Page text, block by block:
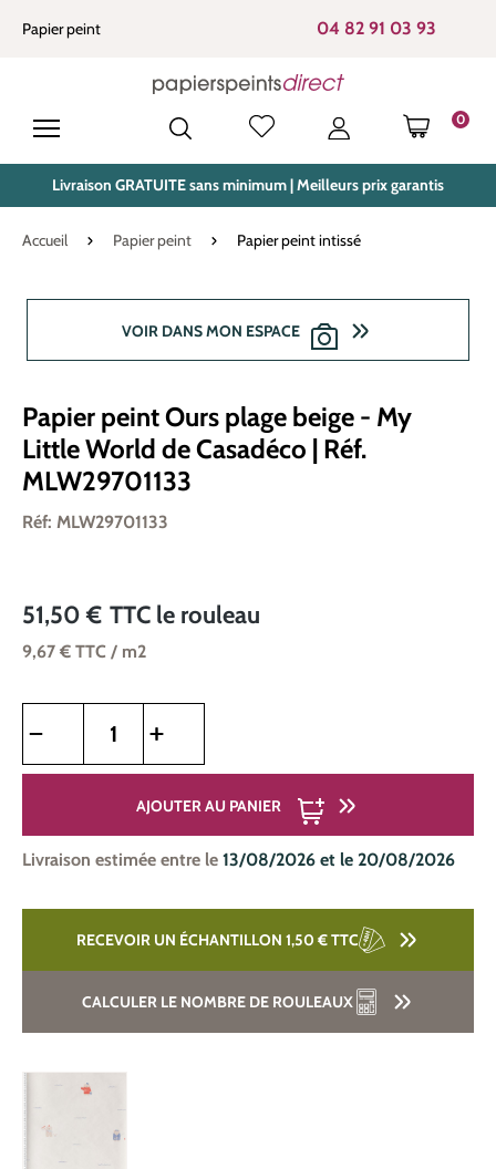
principal
Papier peint 04 82 91 03 93
0
LE
Livraison GRATUITE sans minimum | Meilleurs prix garantis
Accueil Papier peint Papier peint intissé
VOIR DANS MON ESPACE
Papier peint Ours plage beige - My
Little World de Casadéco | Réf.
MLW29701133
Réf: MLW29701133
51,50 € TTC le rouleau
9,67 € TTC / m2
AJOUTER AU PANIER
Livraison estimée entre le 13/08/2026 et le 20/08/2026
RECEVOIR UN ÉCHANTILLON 1,50 €TTC
CALCULER LE NOMBRE DE ROULEAUX